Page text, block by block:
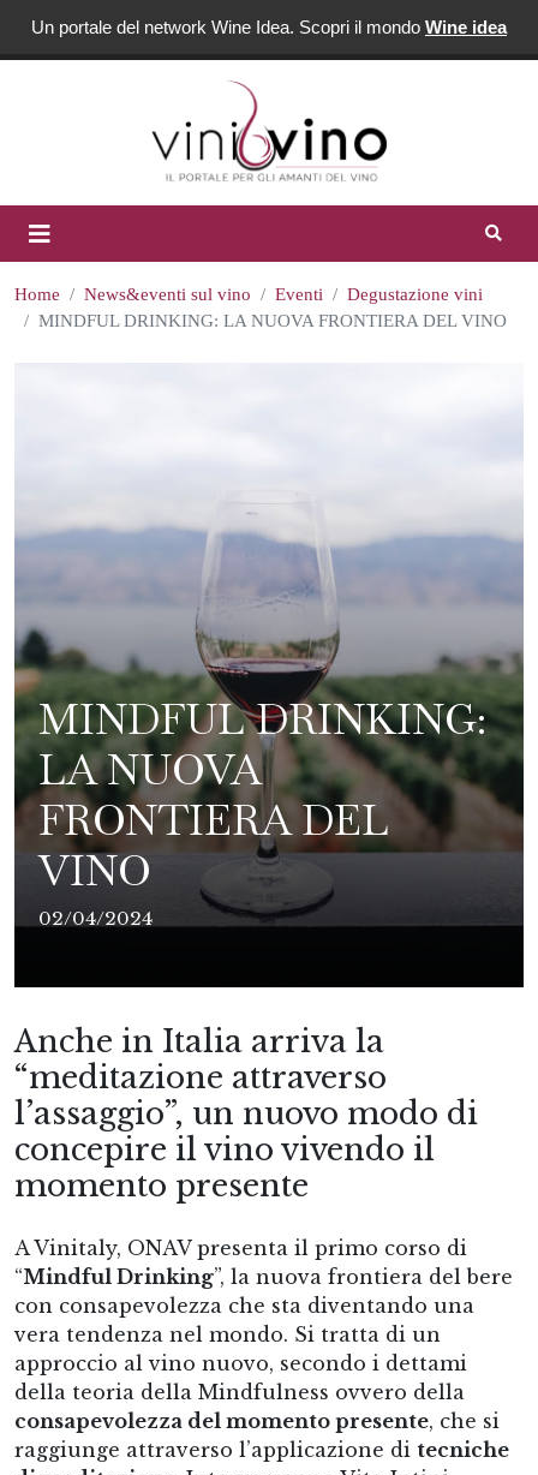
Un portale del network Wine Idea. Scopri il mondo Wine idea
Home News&eventi sul vino Eventi
Degustazione vini
MINDFUL DRINKING: LA NUOVA FRONTIERA DEL VINO
MINDFUL DRINKING:
LA NUOVA
FRONTIERA DEL
VINO
02/04/2024
Anche in Italia arriva la
“meditazione attraverso
l’assaggio”, un nuovo modo di
concepire il vino vivendo il
momento presente
A Vinitaly, ONAV presenta il primo corso di
“Mindful Drinking”, la nuova frontiera del bere
con consapevolezza che sta diventando una
vera tendenza nel mondo. Si tratta di un
approccio al vino nuovo, secondo i dettami
della teoria della Mindfulness ovvero della
consapevolezza del momento presente, che si
raggiunge attraverso l’applicazione di tecniche